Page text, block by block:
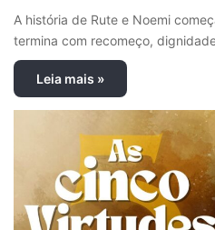
A história de Rute e Noemi
termina com recomeço,
Leia mais »